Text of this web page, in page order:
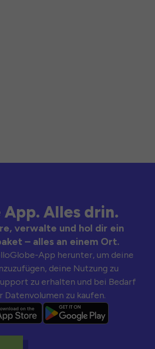
App. Alles drin.
verwalte und hol dir ein
– alles an einem Ort.
App herunter, um deine
deine Nutzung zu
zu erhalten und bei Bedarf
Datenvolumen zu kaufen.